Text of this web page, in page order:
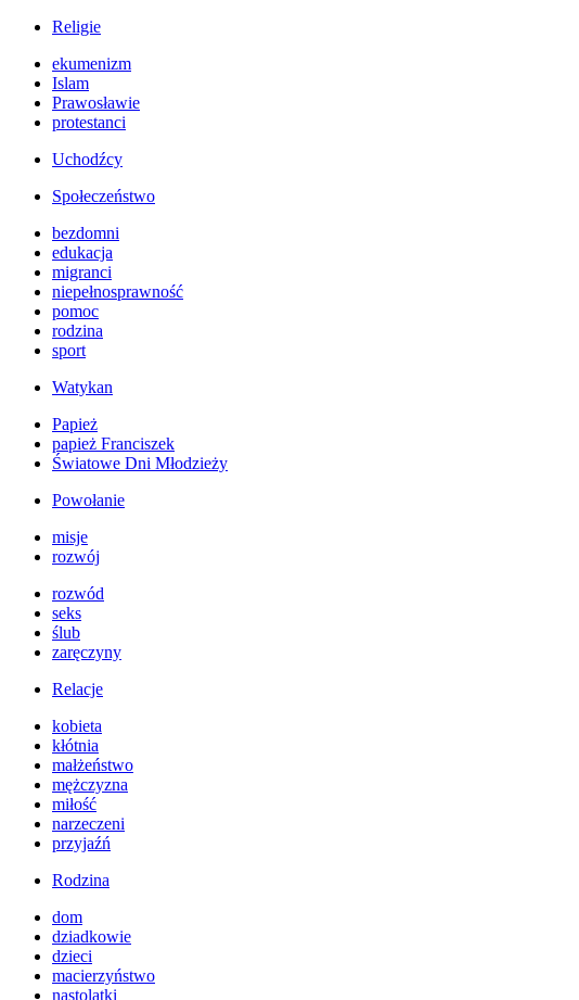
Religie
ekumenizm
Islam
Prawosławie
protestanci
Uchodźcy
Społeczeństwo
bezdomni
edukacja
migranci
niepełnosprawność
pomoc
rodzina
sport
Watykan
Papież
papież Franciszek
Światowe Dni Młodzieży
Powołanie
misje
rozwój
rozwód
seks
ślub
zaręczyny
Relacje
kobieta
kłótnia
małżeństwo
mężczyzna
miłość
narzeczeni
przyjaźń
Rodzina
dom
dziadkowie
dzieci
macierzyństwo
nastolatki